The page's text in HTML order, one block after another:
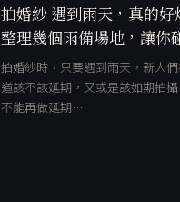
拍婚紗 遇到雨天，真的
整理幾個雨備場地，讓你
拍婚紗時，只要遇到雨天，新人
道該不該延期，又或是該如期拍
不能再做延期…